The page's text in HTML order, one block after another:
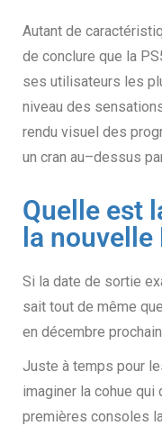
Autant de
de conclure que la
ses utilisateurs les
niveau des
rendu visuel des
un cran au–dessus
Quelle est
la nouvelle
Si la date de sortie
sait tout de même
en décembre
Juste à temps pour
imaginer la cohue qui
premières consoles